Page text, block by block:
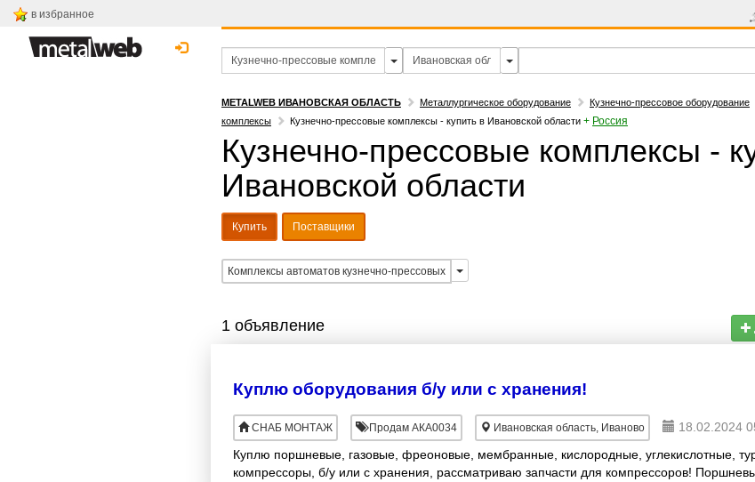
в избранное
METALWEB ИВАНОВСКАЯ ОБЛАСТЬ Металлургическое оборудование Кузнечно-прессовое оборудование
комплексы
Кузнечно-прессовые комплексы - купить в Ивановской области + Россия
Кузнечно-прессовые комплексы -
Ивановской области
Купить Поставщики
Комплексы автоматов кузнечно-прессовых
1 объявление
Куплю оборудования б/у или с хранения!
СНАБ МОНТАЖ Продам АКА0034 Ивановская область, Иваново
18.02.2024
Куплю поршневые, газовые, фреоновые, мембранные, кислородные, углекислотные,
компрессоры, б/у или с хранения, рассматриваю запчасти для компрессоров!